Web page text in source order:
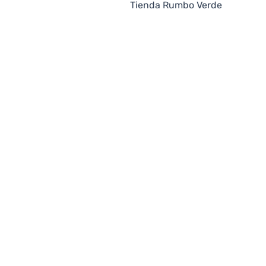
Tienda Rumbo Verde